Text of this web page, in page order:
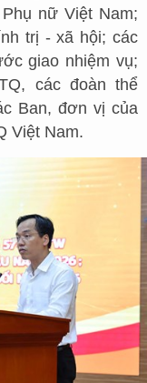
nữ Việt Nam;
trị - xã hội; các
giao nhiệm vụ;
các đoàn thể
Ban, đơn vị của
Việt Nam.